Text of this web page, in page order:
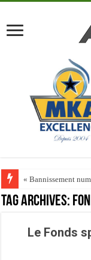
« Bannissement
Tag Archives:
Le Fonds